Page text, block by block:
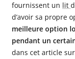
fournissent un lit
d’avoir sa propre
meilleure option
pendant un
dans cet article